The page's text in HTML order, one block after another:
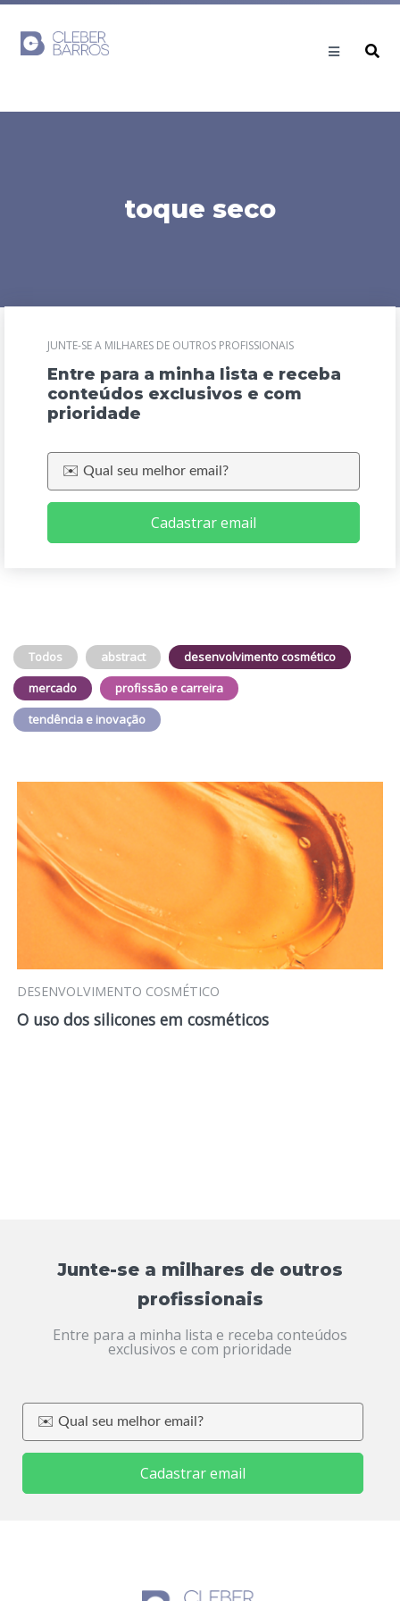
toque seco
JUNTE-SE A MILHARES DE OUTROS PROFISSIONAIS
Entre para a minha lista e receba
conteúdos exclusivos e com
prioridade
Cadastrar email
Todos abstract
desenvolvimento cosmético
mercado
profissão e carreira
tendência e inovação
DESENVOLVIMENTO COSMÉTICO
O uso dos silicones em cosméticos
Junte-se a milhares de outros
profissionais
Entre para a minha lista e receba conteúdos
exclusivos e com prioridade
Cadastrar email